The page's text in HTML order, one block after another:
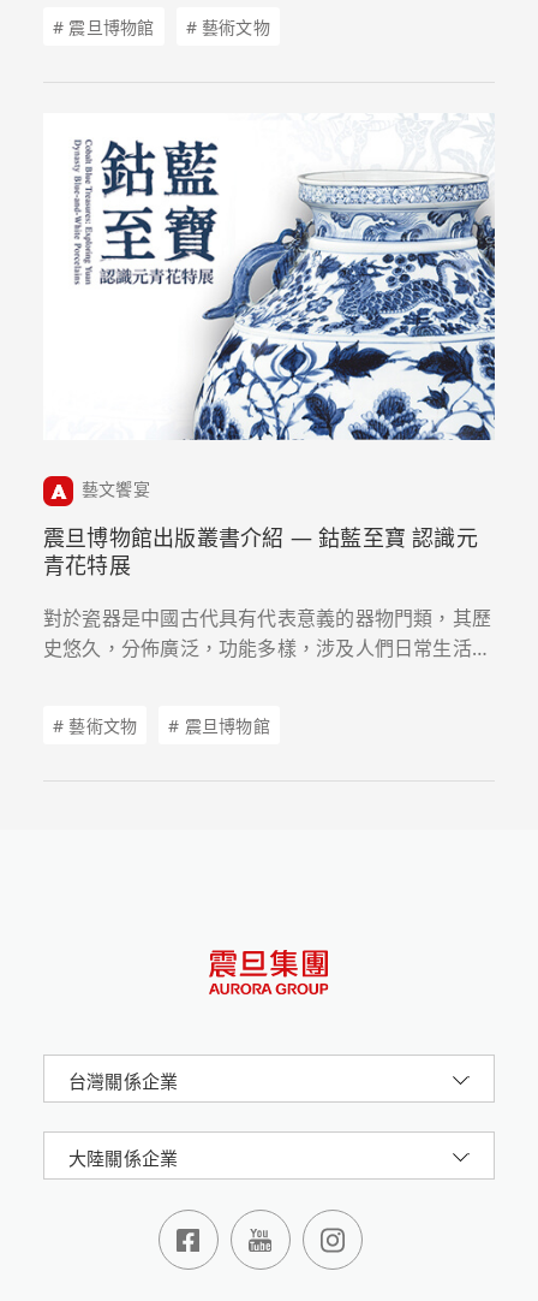
# 震旦博物館 # 藝術文物
藝文饗宴
震旦博物館出版叢書介紹 — 鈷藍至寶 認識元
青花特展
對於瓷器是中國古代具有代表意義的器物門類，其歷
史悠久，分佈廣泛，功能多樣，涉及人們日常生活的
於元，並進一步影響了明清瓷器的發展。此本圖錄集
設計原則，發掘珍貴藝術遺產背後的不凡創造力和精
# 藝術文物 # 震旦博物館
台灣關係企業
大陸關係企業